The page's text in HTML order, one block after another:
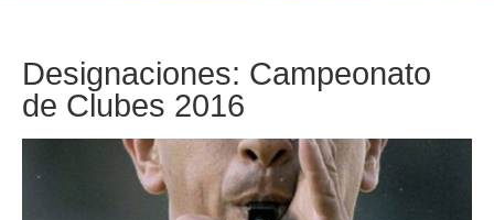
Designaciones: Campeonato
de Clubes 2016